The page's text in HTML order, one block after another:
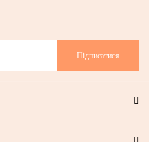
Підписатися